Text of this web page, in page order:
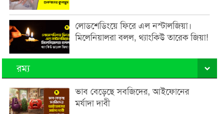
লোডশেডিংয়ে ফিরে এল নস্টালজিয়া।
মিলেনিয়ালরা বলল, থ্যাংকিউ তারেক জিয়া!
রম্য
ভাব বেড়েছে সবজিদের, আইফোনের
মর্যাদা দাবী